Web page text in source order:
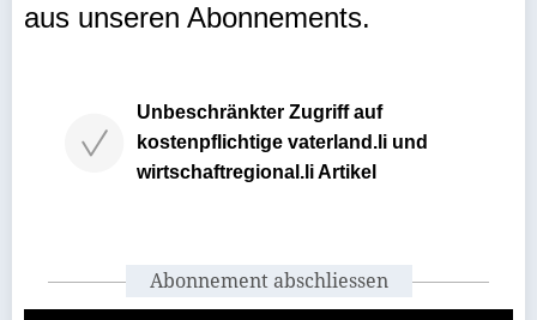
aus unseren Abonnements.
Unbeschränkter Zugriff auf
kostenpflichtige vaterland.li und
wirtschaftregional.li Artikel
Abonnement abschliessen